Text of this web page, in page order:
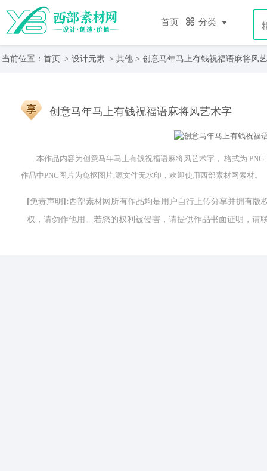
首页 分类
当前位置： 首页 > 设计元素 > 其他 > 创意马年马上有钱祝福语麻将风
创意马年马上有钱祝福语麻将风艺术字
本作品内容为创意马年马上有钱祝福语麻将风艺术字， 格式为
作品中PNG图片为免抠图片,源文件无水印，欢迎使用西部素材网素材。
[免责声明]:西部素材网所有作品均是用户自行上传分享并拥有
权，请勿作他用。若您的权利被侵害，请提供作品书面证明，请